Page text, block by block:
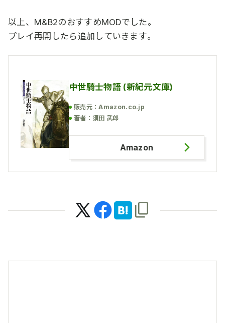
以上、M&B2のおすすめMODでした。
プレイ再開したら追加していきます。
中世騎士物語 (新紀元文庫)
販売元：Amazon.co.jp
著者：須田 武郎
Amazon